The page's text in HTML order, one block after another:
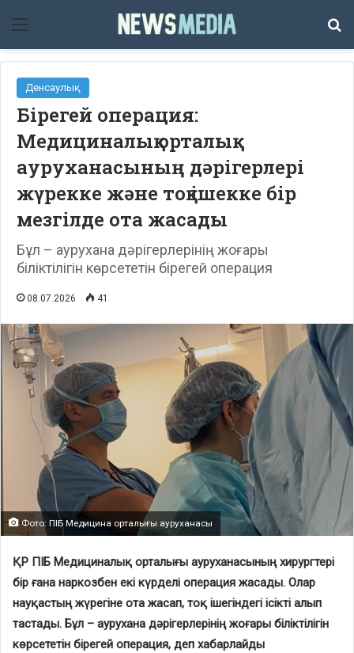
Мәзір
Денсаулық
Бірегей операция:
Медициналық орталық
ауруханасының дәрігерлері
жүрекке және тоқ ішекке бір
мезгілде ота жасады
Бұл – аурухана дәрігерлерінің жоғары
біліктілігін көрсететін бірегей операция
08.07.2026 41
Фото: ПІБ Медицина орталығы ауруханасы
ҚР ПІБ Медициналық орталығы ауруханасының хирургтері
бір ғана наркозбен екі күрделі операция жасады. Олар
науқастың жүрегіне ота жасап, тоқ ішегіндегі ісікті алып
тастады. Бұл – аурухана дәрігерлерінің жоғары біліктілігін
көрсететін бірегей операция, деп хабарлайды